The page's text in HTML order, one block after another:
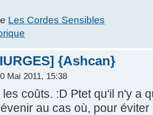
Les Cordes Sensibles
{Ashcan}
Mai 2011, 15:38
coûts. :D Ptet qu'il n'y a
au cas où, pour